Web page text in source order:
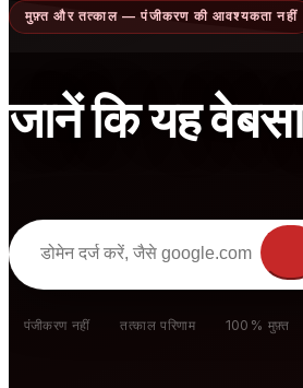
🇮🇳हिंदी
🇹🇷Türkçe
🇰🇷한국어
मुफ़्त और तत्काल — पंजीकरण की आवश्यकता नहीं
जानें कि यह
पंजीकरण नहीं तत्काल परिणाम 100% मुफ़्त